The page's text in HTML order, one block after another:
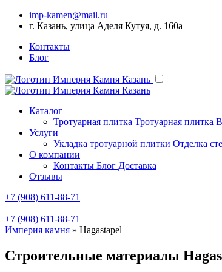
imp-kamen@mail.ru
г. Казань, улица Аделя Кутуя, д. 160а
Контакты
Блог
Каталог
Тротуарная плитка Тротуарная плитка
Услуги
Укладка тротуарной плитки Отделка
О компании
Контакты Блог Доставка
Отзывы
+7 (908) 611-88-71
+7 (908) 611-88-71
Империя камня » Hagastapel
Строительные материалы